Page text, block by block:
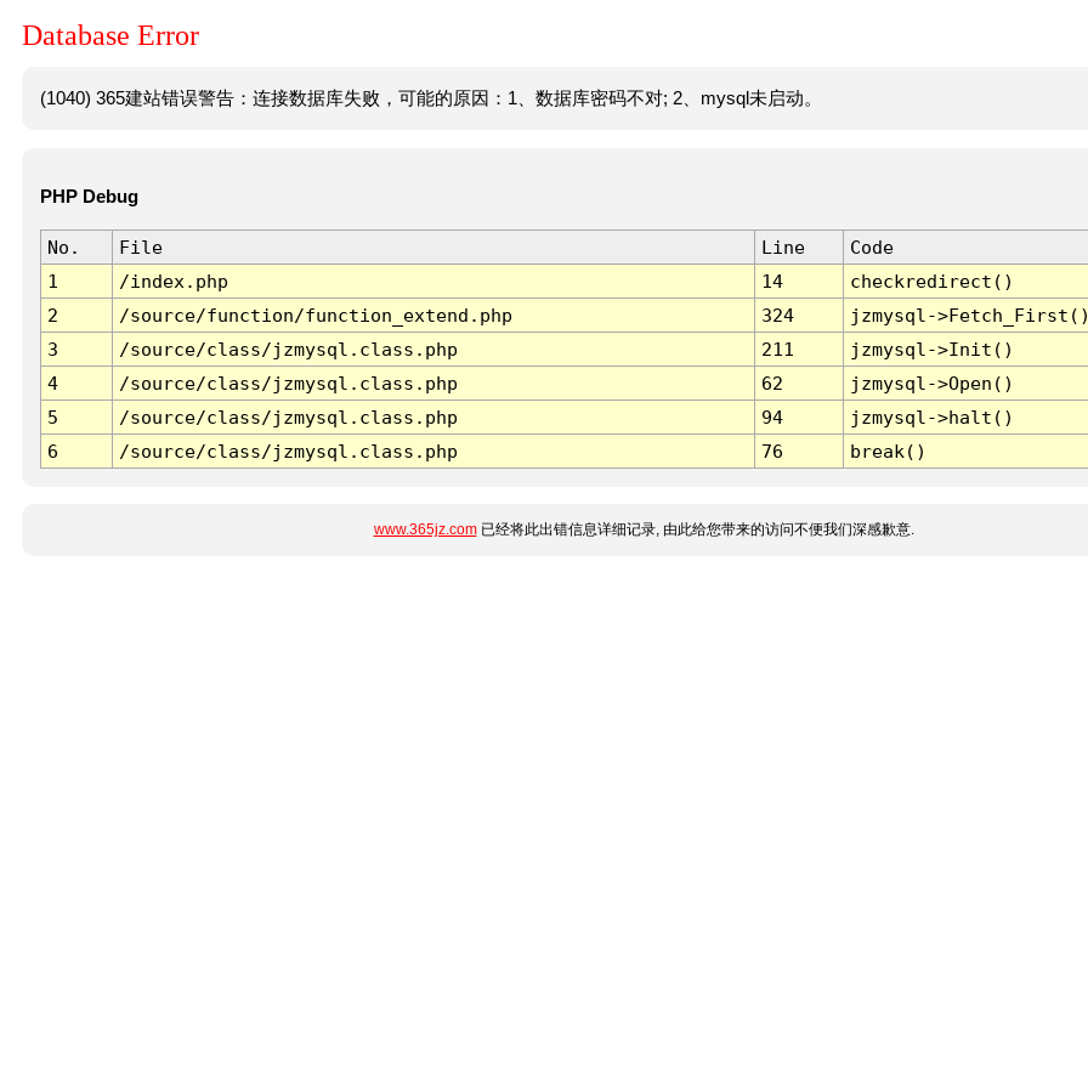
Database Error
(1040) 365建站错误警告：连接数据库失败，可能的原因：1、数据库密码不对; 2、mysql未启动。
PHP Debug
No. File Line
Code
1
/index.php 14
checkredirect()
2
/source/function/function_extend.php 324
jzmysql-
3
/source/class/jzmysql.class.php 211
jzmysql->Init()
4
/source/class/jzmysql.class.php 62
jzmysql->Open()
5
/source/class/jzmysql.class.php 94
jzmysql->halt()
6
/source/class/jzmysql.class.php 76 break()
www.365jz.com已经将此出错信息详细记录, 由此给您带来的访问不便我们深感歉意.